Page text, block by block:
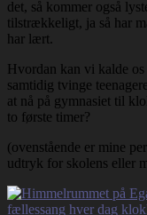
det, så kommer også
tilstrækkeligt, ja så har
har lært.
Hvordan kan vi kalde
samtidig tvinge
at nå på gymnasiet til
to første timer?
(ovenstående er mine
udtryk for skolens eller